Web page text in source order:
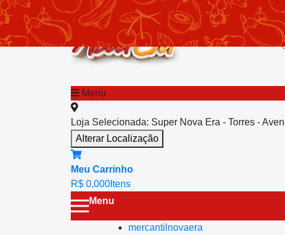
Menu
Loja Selecionada: Super Nova Era - Torres -
Alterar Localização
Meu Carrinho
R$ 0,000 Itens
Menu
mercantilnovaera